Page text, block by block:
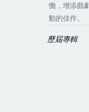
慟，增添戲
動的佳作。
歷屆專輯